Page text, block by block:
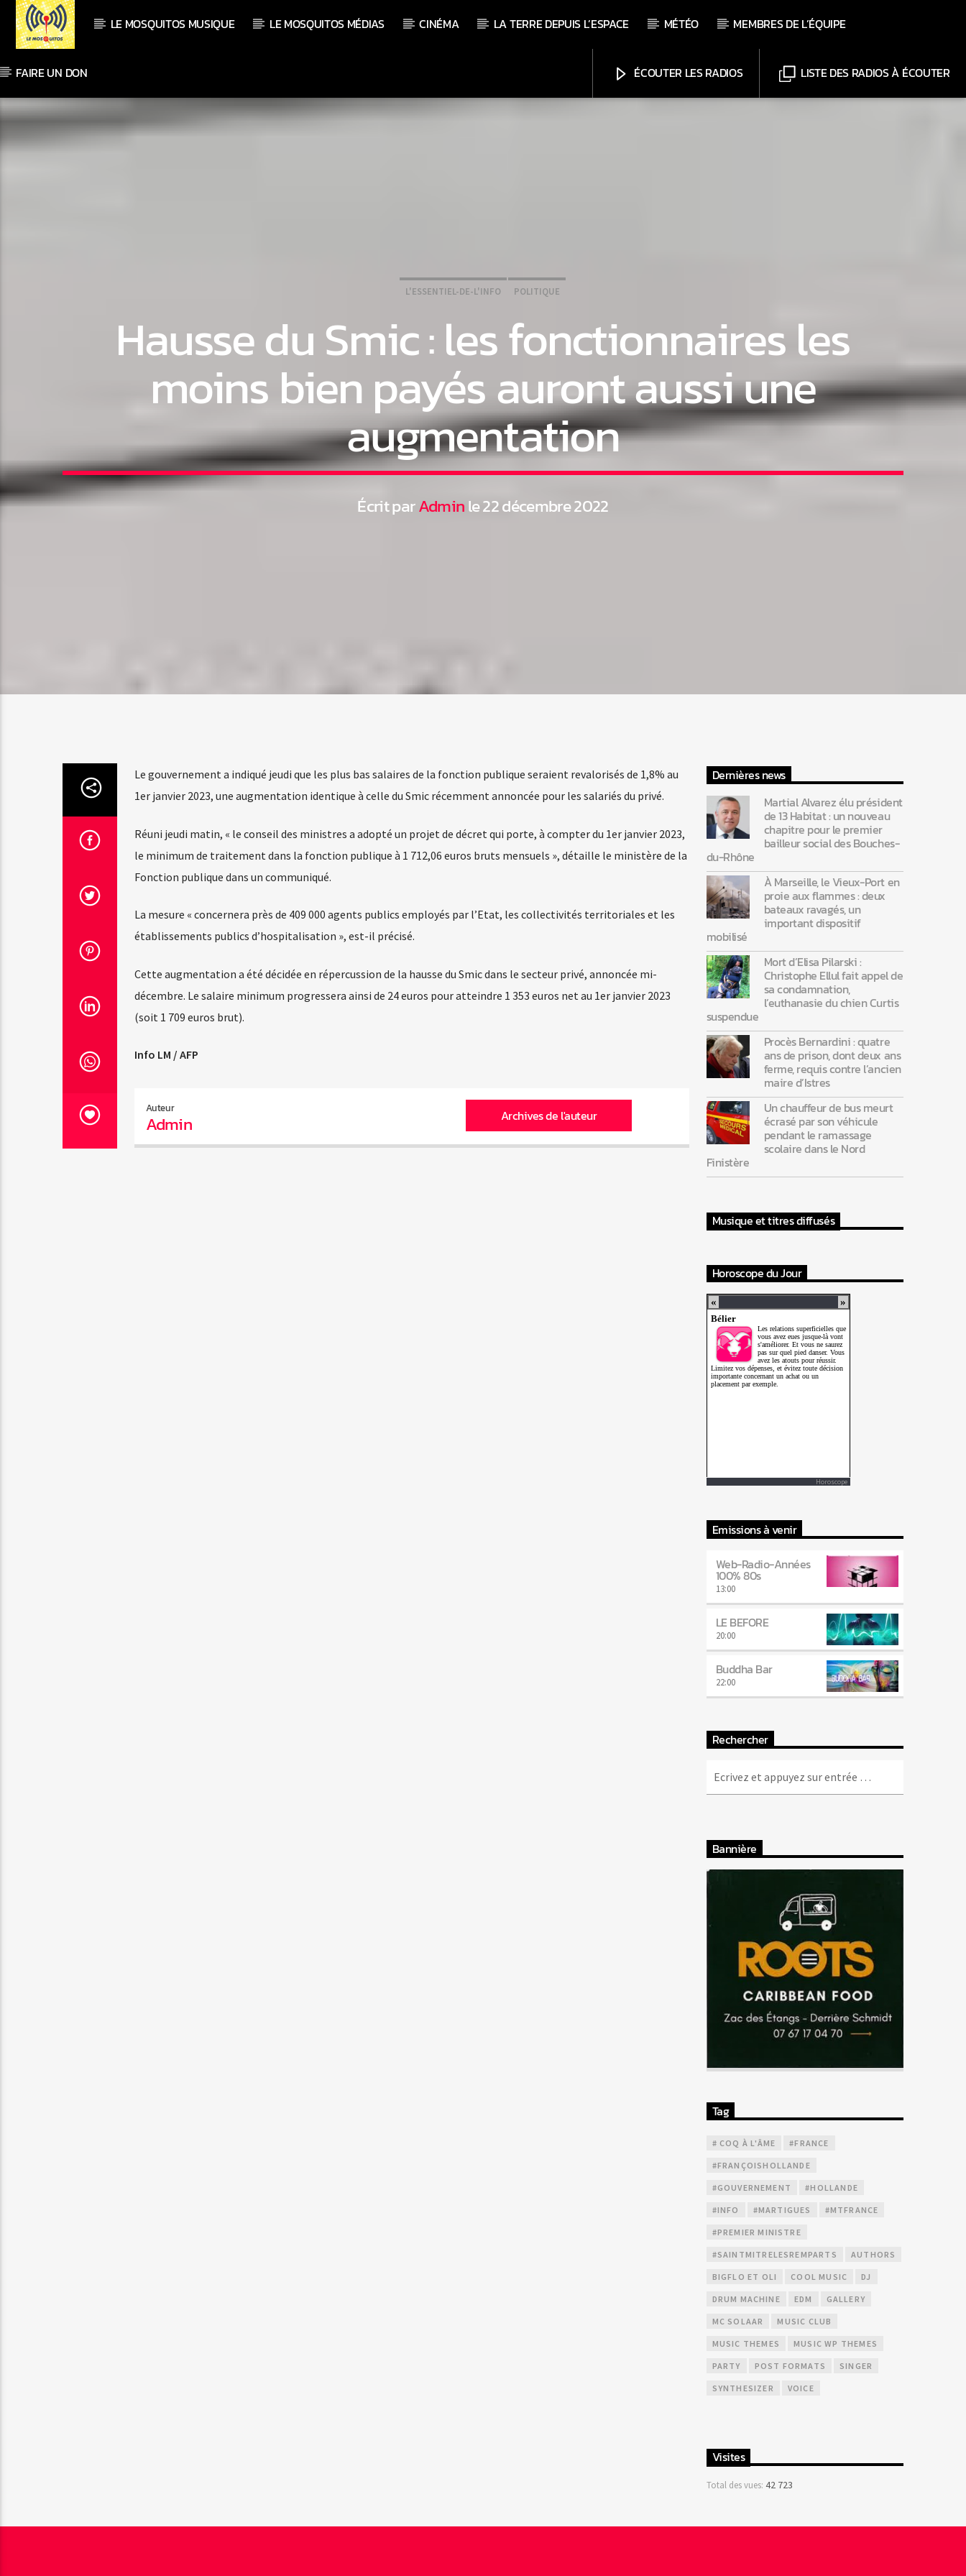
LE MOSQUITOS MUSIQUE LE MOSQUITOS MÉDIAS CINÉMA LA TERRE DEPUIS L’ESPACE MÉTÉO MEMBRES DE L’ÉQUIPE
FAIRE UN DON LISTE DES RADIOS À ÉCOUTER
ÉCOUTER LES RADIOS
Titre
L'ESSENTIEL-DE-L'INFO POLITIQUE
Hausse du Smic : les fonctionnaires les
moins bien payés auront aussi une
augmentation
Écrit parAdminle 22 décembre 2022
Le gouvernement a indiqué jeudi que les plus bas salaires de la fonction publique seraient revalorisés de 1,8% au
1er janvier 2023, une augmentation identique à celle du Smic récemment annoncée pour les salariés du privé.
Réuni jeudi matin, « le conseil des ministres a adopté un projet de décret qui porte, à compter du 1er janvier 2023,
le minimum de traitement dans la fonction publique à 1 712,06 euros bruts mensuels », détaille le ministère de la
Fonction publique dans un communiqué.
La mesure « concernera près de 409 000 agents publics employés par l’Etat, les collectivités territoriales et les
établissements publics d’hospitalisation », est-il précisé.
Cette augmentation a été décidée en répercussion de la hausse du Smic dans le secteur privé, annoncée mi-
décembre. Le salaire minimum progressera ainsi de 24 euros pour atteindre 1 353 euros net au 1er janvier 2023
(soit 1 709 euros brut).
Info LM / AFP
Auteur
Admin Archives de l'auteur
Dernières news
Martial Alvarez élu président
de 13 Habitat : un nouveau
chapitre pour le premier
bailleur social des Bouches-
du-Rhône
À Marseille, le Vieux-Port en
proie aux flammes : deux
bateaux ravagés, un
important dispositif
mobilisé
Mort d’Elisa Pilarski :
Christophe Ellul fait appel de
sa condamnation,
l’euthanasie du chien Curtis
suspendue
Procès Bernardini : quatre
ans de prison, dont deux ans
ferme, requis contre l’ancien
maire d’Istres
Un chauffeur de bus meurt
écrasé par son véhicule
pendant le ramassage
scolaire dans le Nord
Finistère
Musique et titres diffusés
Horoscope du Jour
Horoscope
Emissions à venir
Web-Radio-Années
100% 80s
13:00
LE BEFORE
20:00
Buddha Bar
22:00
Rechercher
Bannière
Tag
# COQ À L'ÂME #FRANCE
#FRANÇOISHOLLANDE
#GOUVERNEMENT #HOLLANDE
#INFO #MARTIGUES #MTFRANCE
#PREMIER MINISTRE
#SAINTMITRELESREMPARTS AUTHORS
BIGFLO ET OLI COOL MUSIC DJ
DRUM MACHINE EDM GALLERY
MC SOLAAR MUSIC CLUB
MUSIC THEMES MUSIC WP THEMES
PARTY POST FORMATS SINGER
SYNTHESIZER VOICE
Visites
Total des vues: 42 723